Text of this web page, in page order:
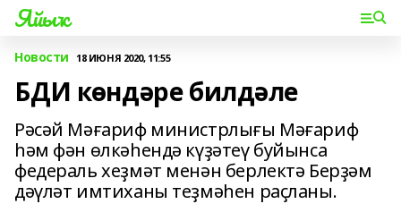
Яйыҡ
Новости 18 ИЮНЯ 2020, 11:55
БДИ көндәре билдәле
Рәсәй Мәғариф министрлығы Мәғариф
һәм фән өлкәһендә күҙәтеү буйынса
федераль хеҙмәт менән берлектә Берҙәм
дәүләт имтиханы теҙмәһен раҫланы.